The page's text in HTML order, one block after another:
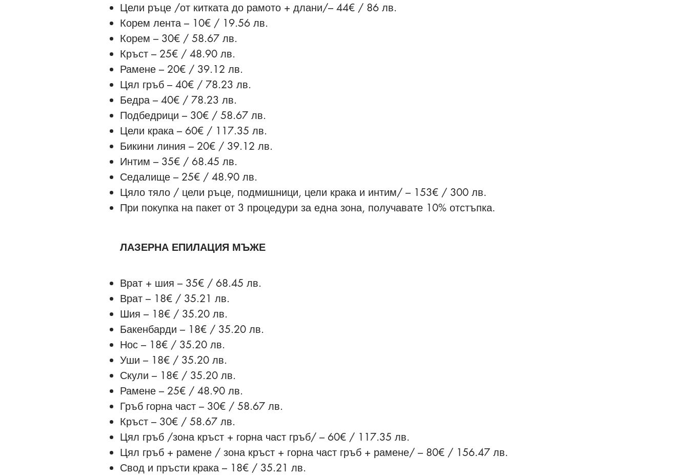
Цели ръце /от китката до рамото + длани/– 44€ / 86 лв.
Корем лента – 10€ / 19.56 лв.
Корем – 30€ / 58.67 лв.
Кръст – 25€ / 48.90 лв.
Рамене – 20€ / 39.12 лв.
Цял гръб – 40€ / 78.23 лв.
Бедра – 40€ / 78.23 лв.
Подбедрици – 30€ / 58.67 лв.
Цели крака – 60€ / 117.35 лв.
Бикини линия – 20€ / 39.12 лв.
Интим – 35€ / 68.45 лв.
Седалище – 25€ / 48.90 лв.
Цяло тяло / цели ръце, подмишници, цели крака и интим/ – 153€ / 300 лв.
При покупка на пакет от 3 процедури за една зона, получавате 10% отстъпка.
ЛАЗЕРНА ЕПИЛАЦИЯ МЪЖЕ
Врат + шия – 35€ / 68.45 лв.
Врат – 18€ / 35.21 лв.
Шия – 18€ / 35.20 лв.
Бакенбарди – 18€ / 35.20 лв.
Нос – 18€ / 35.20 лв.
Уши – 18€ / 35.20 лв.
Скули – 18€ / 35.20 лв.
Рамене – 25€ / 48.90 лв.
Гръб горна част – 30€ / 58.67 лв.
Кръст – 30€ / 58.67 лв.
Цял гръб /зона кръст + горна част гръб/ – 60€ / 117.35 лв.
Цял гръб + рамене / зона кръст + горна част гръб + рамене/ – 80€ / 156.47 лв.
Свод и пръсти крака – 18€ / 35.21 лв.